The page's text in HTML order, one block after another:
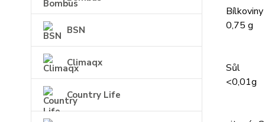
BSN
Climaqx
Country Life
Bílkoviny
0,75 g
Sůl
<0,01g